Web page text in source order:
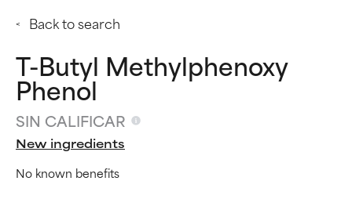
Back to search
T-Butyl Methylphenoxy
Phenol
SIN CALIFICAR
New ingredients
No known benefits